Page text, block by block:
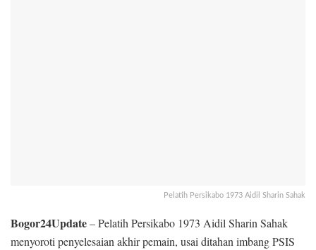
Pelatih Persikabo 1973 Aidil Sharin Sahak
Bogor24Update– Pelatih Persikabo 1973 Aidil Sharin Sahak
menyoroti penyelesaian akhir pemain, usai ditahan imbang PSIS